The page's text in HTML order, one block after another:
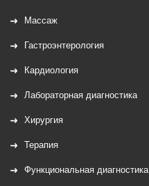
Массаж
Гастроэнтерология
Кардиология
Лабораторная диагностика
Хирургия
Терапия
Функциональная диагностика